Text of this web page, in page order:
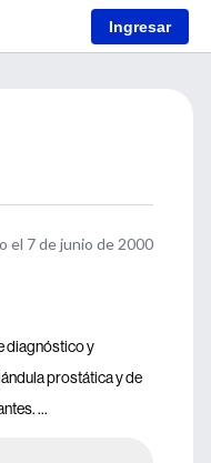
Ingresar
el 7 de junio de 2000
diagnóstico y
prostática y de
...